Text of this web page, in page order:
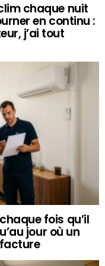
chaque nuit
en continu :
j’ai tout
fois qu’il
jour où un